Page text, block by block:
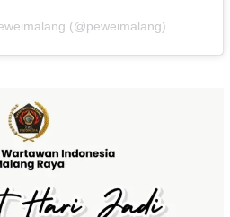
(@peweimalang)